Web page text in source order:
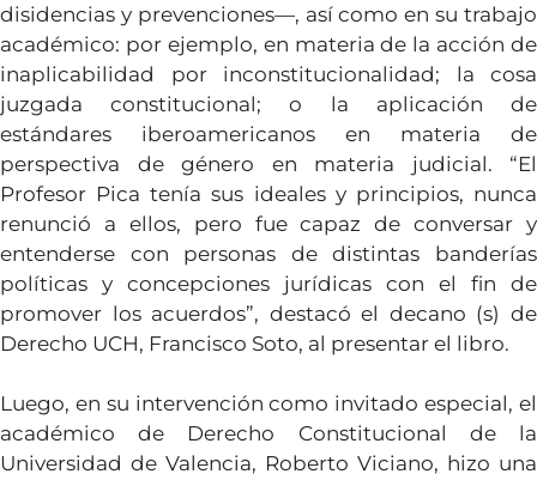
disidencias y prevenciones—, así como en su trabajo
académico: por ejemplo, en materia de la acción de
inaplicabilidad por inconstitucionalidad; la cosa
juzgada constitucional; o la aplicación de
estándares iberoamericanos en materia de
perspectiva de género en materia judicial. “El
Profesor Pica tenía sus ideales y principios, nunca
renunció a ellos, pero fue capaz de conversar y
entenderse con personas de distintas banderías
políticas y concepciones jurídicas con el fin de
promover los acuerdos”, destacó el decano (s) de
Derecho UCH, Francisco Soto, al presentar el libro.
Luego, en su intervención como invitado especial, el
académico de Derecho Constitucional de la
Universidad de Valencia, Roberto Viciano, hizo una